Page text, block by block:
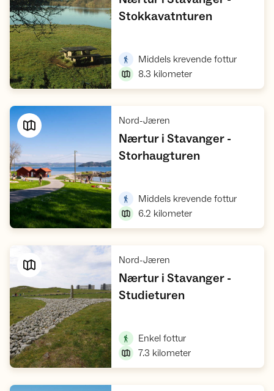
Stokkavatnturen,
Middels krevende fottur,
8.3 kilometer
Nord-Jæren
Nærtur i Stavanger -
Storhaugturen,
Middels krevende fottur,
6.2 kilometer
Nord-Jæren
Nærtur i Stavanger -
Studieturen,
Enkel fottur,
7.3 kilometer